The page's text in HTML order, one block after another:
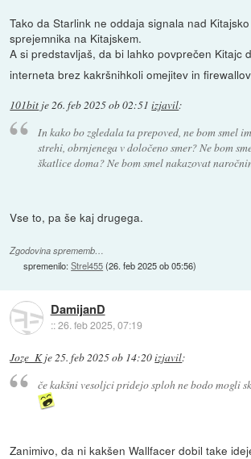
Tako da Starlink ne oddaja signala nad
sprejemnika na Kitajskem.
A si predstavljaš, da bi lahko povprečen Kitajc
interneta brez kakršnihkoli omejitev in
101bit je26. feb 2025 ob 02:51 izjavil:
In kako bo zgledala ta prepoved, ne bom smel
strehi, obrnjenega v določeno smer? Ne bom
škatlice doma? Ne bom smel nakazovat
Vse to, pa še kaj drugega.
Zgodovina sprememb…
spremenilo:Strel455(26. feb 2025 ob 05:56)
DamijanD
::26. feb 2025, 07:19
Joze_Kje25. feb 2025 ob 14:20izjavil:
če kakšni vesoljci pridejo sploh ne bodo mogli
Zanimivo, da ni kakšen Wallfacer dobil take